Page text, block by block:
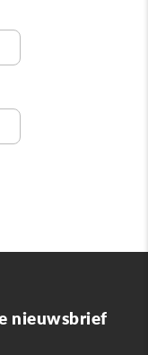
nieuwsbrief